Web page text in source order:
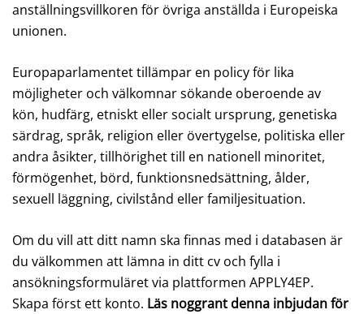
anställningsvillkoren för övriga anställda i Europeiska
unionen.
Europaparlamentet tillämpar en policy för lika
möjligheter och välkomnar sökande oberoende av
kön, hudfärg, etniskt eller socialt ursprung, genetiska
särdrag, språk, religion eller övertygelse, politiska eller
andra åsikter, tillhörighet till en nationell minoritet,
förmögenhet, börd, funktionsnedsättning, ålder,
sexuell läggning, civilstånd eller familjesituation.
Om du vill att ditt namn ska finnas med i databasen är
du välkommen att lämna in ditt cv och fylla i
ansökningsformuläret via plattformen APPLY4EP.
Skapa först ett konto. Läs noggrant denna inbjudan för